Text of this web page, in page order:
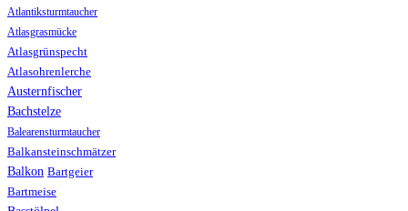
Atlantiksturmtaucher
Atlasgrasmücke
Atlasgrünspecht
Atlasohrenlerche
Austernfischer
Bachstelze
Balearensturmtaucher
Balkansteinschmätzer
Balkon Bartgeier
Bartmeise